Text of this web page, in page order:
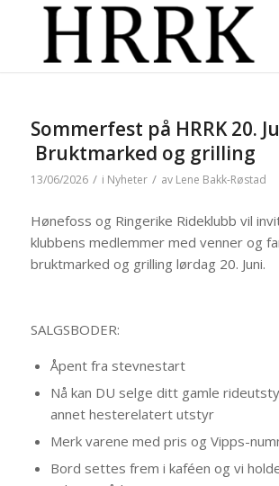
Sommerfest på HRRK 20.
Bruktmarked og grilling
13/06/2026 / i Nyheter / av Lene Bakk-Røstad
Hønefoss og Ringerike Rideklubb vil
klubbens medlemmer med venner og
bruktmarked og grilling lørdag 20. Juni.
SALGSBODER:
Åpent fra stevnestart
Nå kan DU selge ditt gamle
annet hesterelatert utstyr
Merk varene med pris og Vipps-
Bord settes frem i kaféen og vi